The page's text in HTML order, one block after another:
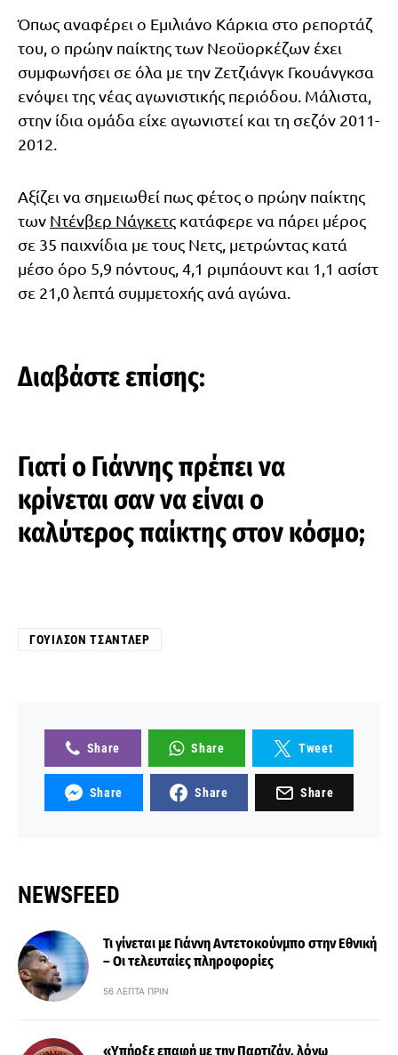
Όπως αναφέρει ο Εμιλιάνο Κάρκια στο ρεπορτάζ
του, ο πρώην παίκτης των Νεοϋορκέζων έχει
συμφωνήσει σε όλα με την Ζετζιάνγκ Γκουάνγκσα
ενόψει της νέας αγωνιστικής περιόδου. Μάλιστα,
στην ίδια ομάδα είχε αγωνιστεί και τη σεζόν 2011-
2012.
Αξίζει να σημειωθεί πως φέτος ο πρώην παίκτης
των Ντένβερ Νάγκετς κατάφερε να πάρει μέρος
σε 35 παιχνίδια με τους Νετς, μετρώντας κατά
μέσο όρο 5,9 πόντους, 4,1 ριμπάουντ και 1,1 ασίστ
σε 21,0 λεπτά συμμετοχής ανά αγώνα.
Διαβάστε επίσης:
Γιατί ο Γιάννης πρέπει να
κρίνεται σαν να είναι ο
καλύτερος παίκτης στον κόσμο;
ΓΟΥΊΛΣΟΝ ΤΣΆΝΤΛΕΡ
Share Share Tweet
Share Share Share
NEWSFEED
Τι γίνεται με Γιάννη Αντετοκούνμπο στην Εθνική
– Οι τελευταίες πληροφορίες
56 ΛΕΠΤΆ ΠΡΙΝ
«Υπήρξε επαφή με την Παρτιζάν, λόγω